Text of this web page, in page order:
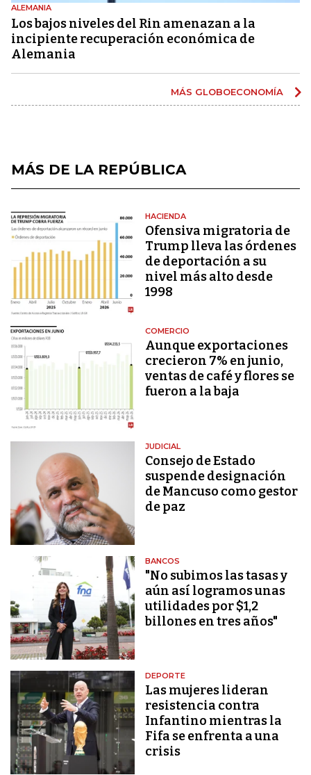
ALEMANIA
Los bajos niveles del Rin amenazan a la
incipiente recuperación económica de
Alemania
MÁS GLOBOECONOMÍA
MÁS DE LA REPÚBLICA
HACIENDA
Ofensiva migratoria de
Trump lleva las órdenes
de deportación a su
nivel más alto desde
1998
COMERCIO
Aunque exportaciones
crecieron 7% en junio,
ventas de café y flores se
fueron a la baja
JUDICIAL
Consejo de Estado
suspende designación
de Mancuso como gestor
de paz
BANCOS
"No subimos las tasas y
aún así logramos unas
utilidades por $1,2
billones en tres años"
DEPORTE
Las mujeres lideran
resistencia contra
Infantino mientras la
Fifa se enfrenta a una
crisis